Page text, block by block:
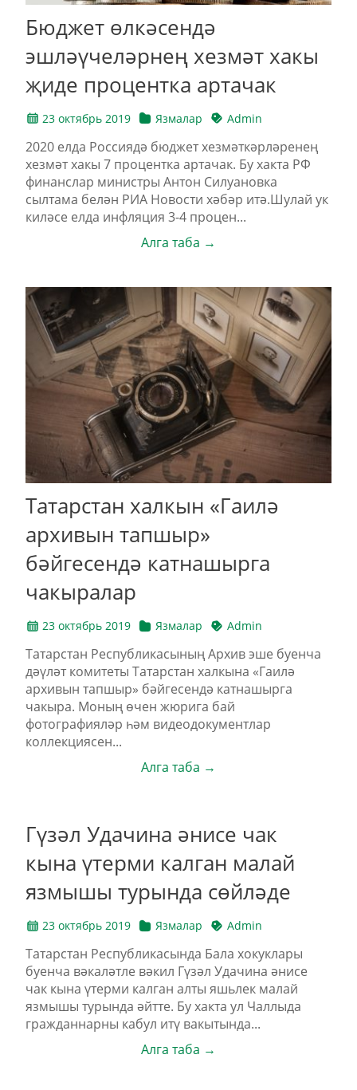
Бюджет өлкәсендә
эшләүчеләрнең хезмәт хакы
җиде процентка артачак
23 октябрь 2019 Язмалар Admin
2020 елда Россиядә бюджет хезмәткәрләренең
хезмәт хакы 7 процентка артачак. Бу хакта РФ
финанслар министры Антон Силуановка
сылтама белән РИА Новости хәбәр итә.Шулай ук
киләсе елда инфляция 3-4 процен...
Алга таба →
Татарстан халкын «Гаилә
архивын тапшыр»
бәйгесендә катнашырга
чакыралар
23 октябрь 2019 Язмалар Admin
Татарстан Республикасының Архив эше буенча
дәүләт комитеты Татарстан халкына «Гаилә
архивын тапшыр» бәйгесендә катнашырга
чакыра. Моның өчен жюрига бай
фотографияләр һәм видеодокументлар
коллекциясен...
Алга таба →
Гүзәл Удачина әнисе чак
кына үтерми калган малай
язмышы турында сөйләде
23 октябрь 2019 Язмалар Admin
Татарстан Республикасында Бала хокуклары
буенча вәкаләтле вәкил Гүзәл Удачина әнисе
чак кына үтерми калган алты яшьлек малай
язмышы турында әйтте. Бу хакта ул Чаллыда
гражданнарны кабул итү вакытында...
Алга таба →